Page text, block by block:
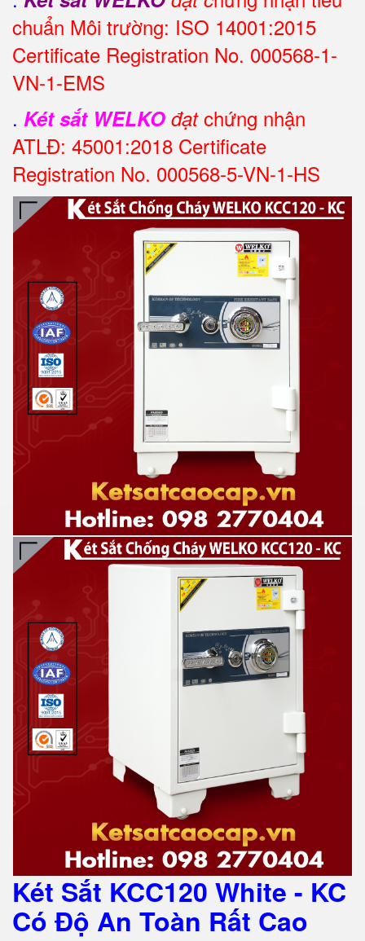
chuẩn Môi trường: ISO 14001:2015
Certificate Registration No. 000568-1-
VN-1-EMS
. Két sắt WELKO đạtchứng nhận
ATLĐ: 45001:2018 Certificate
Registration No. 000568-5-VN-1-HS
Két Sắt KCC120 White - KC
Có Độ An Toàn Rất Cao